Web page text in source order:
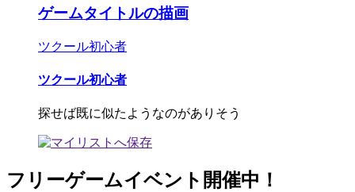
ゲームタイトルの描画
ツクール初心者
ツクール初心者
探せば既に似たようなのがありそう
フリーゲームイベント開催中！